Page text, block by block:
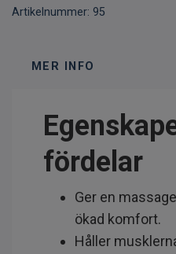
Artikelnummer: 95
MER INFO
fördelar
Ger en
ökad komfort.
Håller